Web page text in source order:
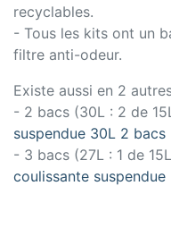
recyclables.
- Tous les kits ont un
filtre anti-odeur.
Existe aussi en 2
- 2 bacs (30L : 2 de
suspendue 30L 2 bacs
- 3 bacs (27L : 1 de
coulissante